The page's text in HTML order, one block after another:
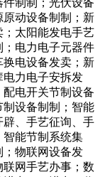
制制；光伏设备
原动设备制制；新
太阳能发电手艺
电力电子元器件
电设备发卖；新
力电子安拆发
电开关节制设备
设备制制；智能
、手艺征询、手
能节制系统集
；物联网设备发
网手艺办事；数